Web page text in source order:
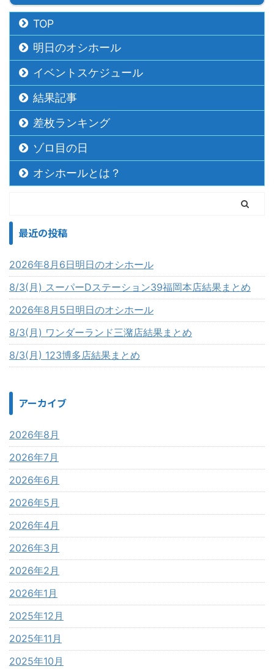
TOP
明日のオシホール
イベントスケジュール
結果記事
差枚ランキング
ゾロ目の日
オシホールとは？
最近の投稿
2026年8月6日明日のオシホール
8/3(月) スーパーDステーション39福岡本店結果まとめ
2026年8月5日明日のオシホール
8/3(月) ワンダーランド三潴店結果まとめ
8/3(月) 123博多店結果まとめ
アーカイブ
2026年8月
2026年7月
2026年6月
2026年5月
2026年4月
2026年3月
2026年2月
2026年1月
2025年12月
2025年11月
2025年10月